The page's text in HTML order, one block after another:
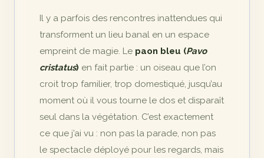
Il y a parfois des rencontres inattendues qui
transforment un lieu banal en un espace
empreint de magie. Le paon bleu (Pavo
cristatus) en fait partie : un oiseau que l’on
croit trop familier, trop domestiqué, jusqu’au
moment où il vous tourne le dos et disparaît
seul dans la végétation. C’est exactement
ce que j’ai vu : non pas la parade, non pas
le spectacle déployé pour les regards, mais